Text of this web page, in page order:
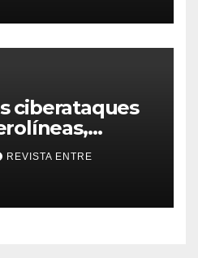
ciberataques
de
REVISTA ENTRE